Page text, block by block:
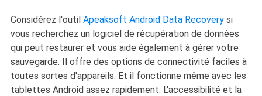
Considérez l'outil Apeaksoft Android Data Recoverysi
vous recherchez un logiciel de récupération de données
qui peut restaurer et vous aide également à gérer votre
sauvegarde. Il offre des options de connectivité faciles à
toutes sortes d'appareils. Et il fonctionne même avec les
tablettes Android assez rapidement. L'accessibilité et la